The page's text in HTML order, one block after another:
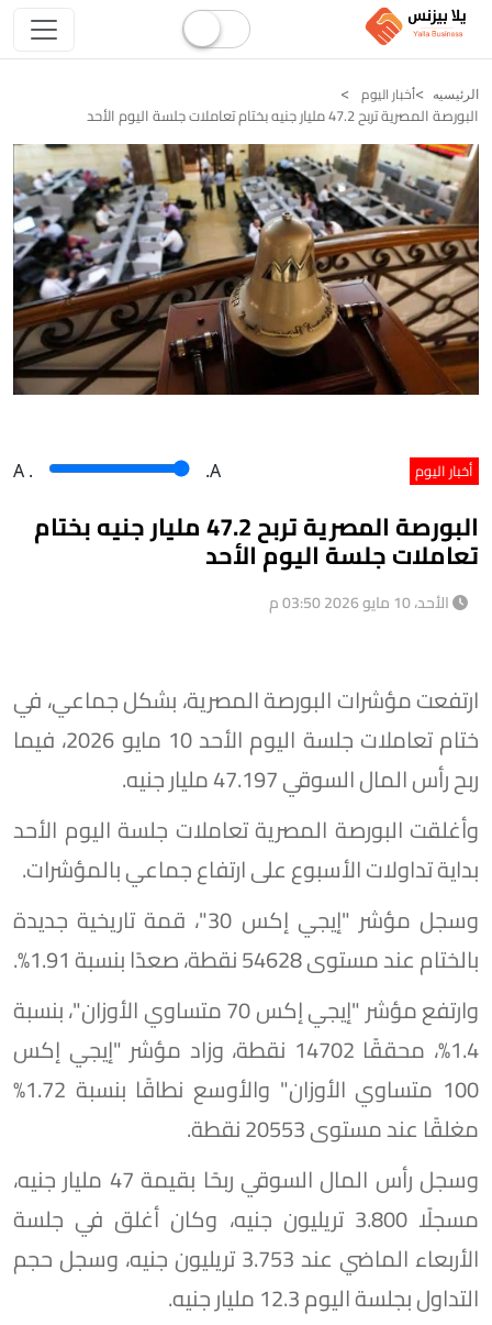
الرئيسيه أخبار اليوم
البورصة المصرية تربح 47.2 مليار جنيه بختام تعاملات جلسة اليوم الأحد
أخبار اليوم A . .A
البورصة المصرية تربح 47.2 مليار جنيه بختام
تعاملات جلسة اليوم الأحد
الأحد، 10 مايو 2026 03:50 م
ارتفعت مؤشرات البورصة المصرية، بشكل جماعي، في
ختام تعاملات جلسة اليوم الأحد 10 مايو 2026، فيما
ربح رأس المال السوقي 47.197 مليار جنيه.
وأغلقت البورصة المصرية تعاملات جلسة اليوم الأحد
بداية تداولات الأسبوع على ارتفاع جماعي بالمؤشرات.
وسجل مؤشر "إيجي إكس 30"، قمة تاريخية جديدة
بالختام عند مستوى 54628 نقطة، صعدًا بنسبة 1.91%.
وارتفع مؤشر "إيجي إكس 70 متساوي الأوزان"، بنسبة
1.4%، محققًا 14702 نقطة، وزاد مؤشر "إيجي إكس
100 متساوي الأوزان" والأوسع نطاقًا بنسبة 1.72%
مغلقًا عند مستوى 20553 نقطة.
وسجل رأس المال السوقي ربحًا بقيمة 47 مليار جنيه،
مسجلًا 3.800 تريليون جنيه، وكان أغلق في جلسة
الأربعاء الماضي عند 3.753 تريليون جنيه، وسجل حجم
التداول بجلسة اليوم 12.3 مليار جنيه.